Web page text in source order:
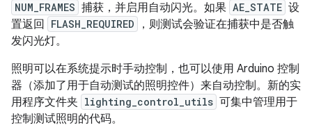
NUM_FRAMES 捕获，并启用自动闪光。如果 AE_STATE 设
置返回
FLASH_REQUIRED
，则测试会验证在捕获中是否触
发闪光灯。
照明可以在系统提示时手动控制，也可以使用 Arduino 控制
器（添加了用于自动测试的照明控件）来自动控制。新的实
用程序文件夹 lighting_control_utils 可集中管理用于
控制测试照明的代码。